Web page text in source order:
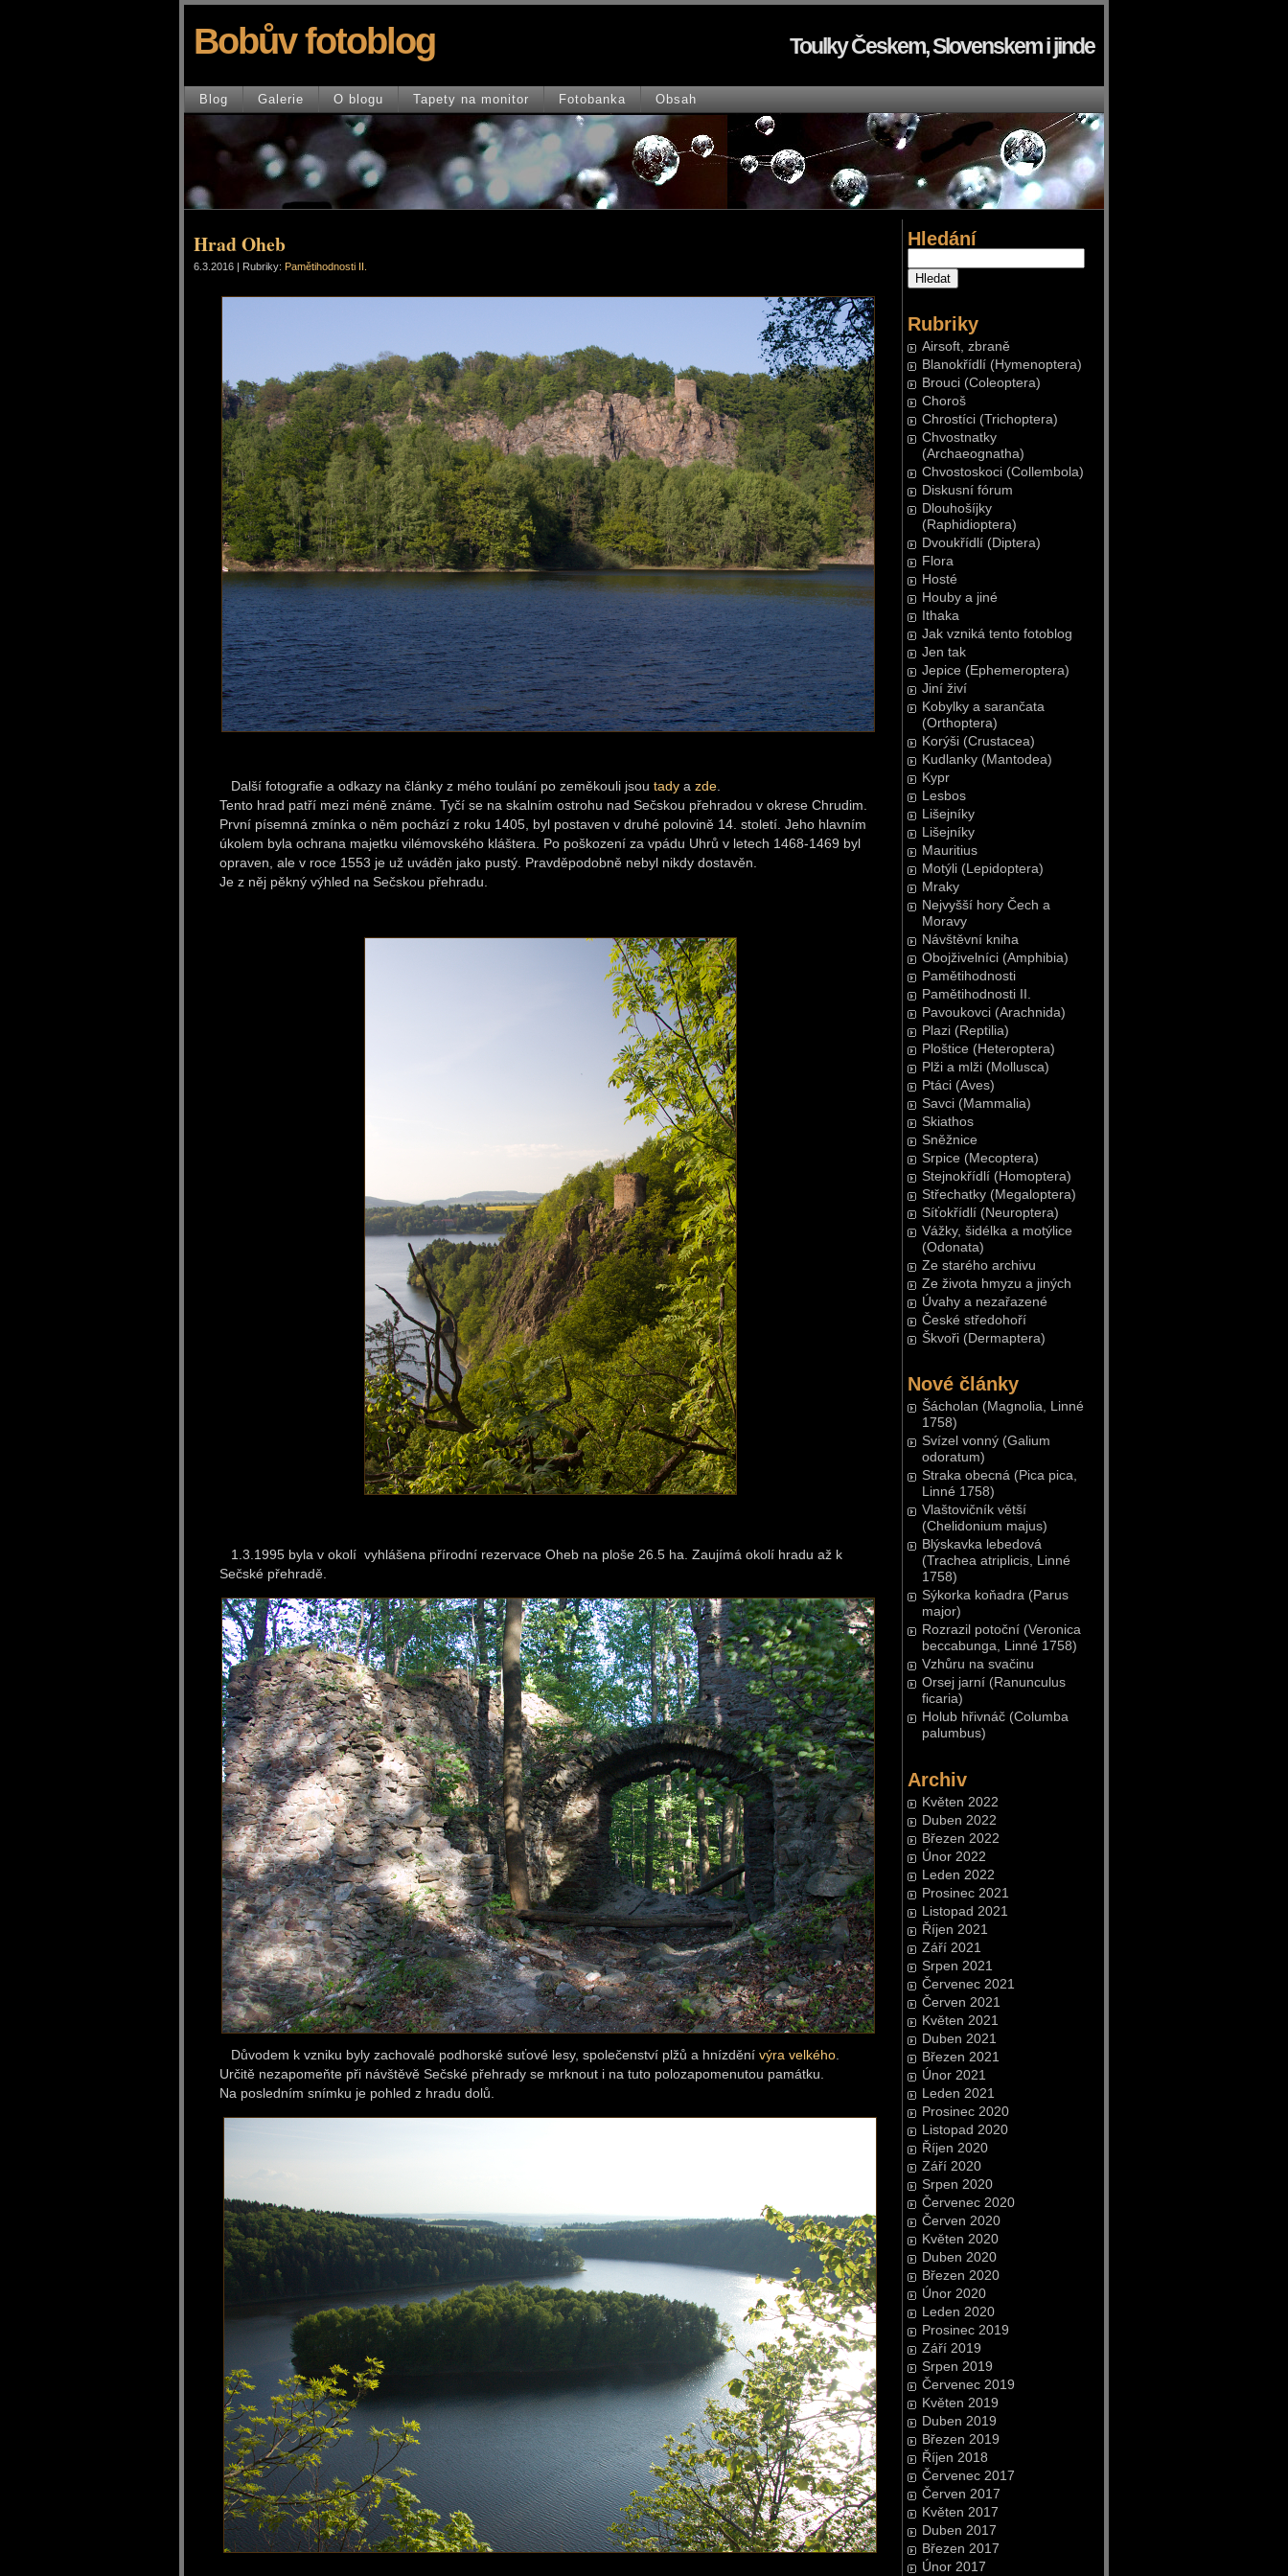
Toulky Českem, Slovenskem i jinde
Bobův fotoblog
Blog Galerie O blogu Tapety na monitor Fotobanka Obsah
Hledání
Rubriky
Airsoft, zbraně
Blanokřídlí (Hymenoptera)
Brouci (Coleoptera)
Choroš
Chrostíci (Trichoptera)
Chvostnatky
(Archaeognatha)
Chvostoskoci (Collembola)
Diskusní fórum
Dlouhošíjky
(Raphidioptera)
Dvoukřídlí (Diptera)
Flora
Hosté
Houby a jiné
Ithaka
Jak vzniká tento fotoblog
Jen tak
Jepice (Ephemeroptera)
Jiní živí
Kobylky a sarančata
(Orthoptera)
Korýši (Crustacea)
Kudlanky (Mantodea)
Kypr
Lesbos
Lišejníky
Lišejníky
Mauritius
Motýli (Lepidoptera)
Mraky
Nejvyšší hory Čech a
Moravy
Návštěvní kniha
Obojživelníci (Amphibia)
Pamětihodnosti
Pamětihodnosti II.
Pavoukovci (Arachnida)
Plazi (Reptilia)
Ploštice (Heteroptera)
Plži a mlži (Mollusca)
Ptáci (Aves)
Savci (Mammalia)
Skiathos
Sněžnice
Srpice (Mecoptera)
Stejnokřídlí (Homoptera)
Střechatky (Megaloptera)
Síťokřídlí (Neuroptera)
Vážky, šidélka a motýlice
(Odonata)
Ze starého archivu
Ze života hmyzu a jiných
Úvahy a nezařazené
České středohoří
Škvoři (Dermaptera)
Nové články
Šácholan (Magnolia, Linné
1758)
Svízel vonný (Galium
odoratum)
Straka obecná (Pica pica,
Linné 1758)
Vlaštovičník větší
(Chelidonium majus)
Blýskavka lebedová
(Trachea atriplicis, Linné
1758)
Sýkorka koňadra (Parus
major)
Rozrazil potoční (Veronica
beccabunga, Linné 1758)
Vzhůru na svačinu
Orsej jarní (Ranunculus
ficaria)
Holub hřivnáč (Columba
palumbus)
Archiv
Květen 2022
Duben 2022
Březen 2022
Únor 2022
Leden 2022
Prosinec 2021
Listopad 2021
Říjen 2021
Září 2021
Srpen 2021
Červenec 2021
Červen 2021
Květen 2021
Duben 2021
Březen 2021
Únor 2021
Leden 2021
Prosinec 2020
Listopad 2020
Říjen 2020
Září 2020
Srpen 2020
Červenec 2020
Červen 2020
Květen 2020
Duben 2020
Březen 2020
Únor 2020
Leden 2020
Prosinec 2019
Září 2019
Srpen 2019
Červenec 2019
Květen 2019
Duben 2019
Březen 2019
Říjen 2018
Červenec 2017
Červen 2017
Květen 2017
Duben 2017
Březen 2017
Únor 2017
Hrad Oheb
6.3.2016 | Rubriky: Pamětihodnosti II.
Další fotografie a odkazy na články z mého toulání po zeměkouli jsou tadya zde.
Tento hrad patří mezi méně známe. Tyčí se na skalním ostrohu nad Sečskou přehradou v okrese Chrudim.
První písemná zmínka o něm pochází z roku 1405, byl postaven v druhé polovině 14. století. Jeho hlavním
úkolem byla ochrana majetku vilémovského kláštera. Po poškození za vpádu Uhrů v letech 1468-1469 byl
opraven, ale v roce 1553 je už uváděn jako pustý. Pravděpodobně nebyl nikdy dostavěn.
Je z něj pěkný výhled na Sečskou přehradu.
1.3.1995 byla v okolí vyhlášena přírodní rezervace Oheb na ploše 26.5 ha. Zaujímá okolí hradu až k
Sečské přehradě.
Důvodem k vzniku byly zachovalé podhorské suťové lesy, společenství plžů a hnízdění výra velkého.
Určitě nezapomeňte při návštěvě Sečské přehrady se mrknout i na tuto polozapomenutou památku.
Na posledním snímku je pohled z hradu dolů.